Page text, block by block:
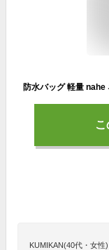
KUMIKAN(40代・女性)